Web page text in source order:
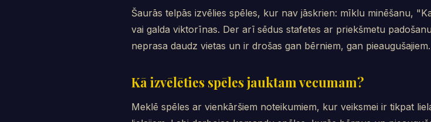
Šaurās telpās izvēlies spēles, kur nav jāskrien: mīklu minēšanu,
vai galda viktorīnas. Der arī sēdus stafetes ar priekšmetu
neprasa daudz vietas un ir drošas gan bērniem, gan pieaugušajiem.
Kā izvēlēties spēles jauktam vecumam?
Meklē spēles ar vienkāršiem noteikumiem, kur veiksmei ir tikpat